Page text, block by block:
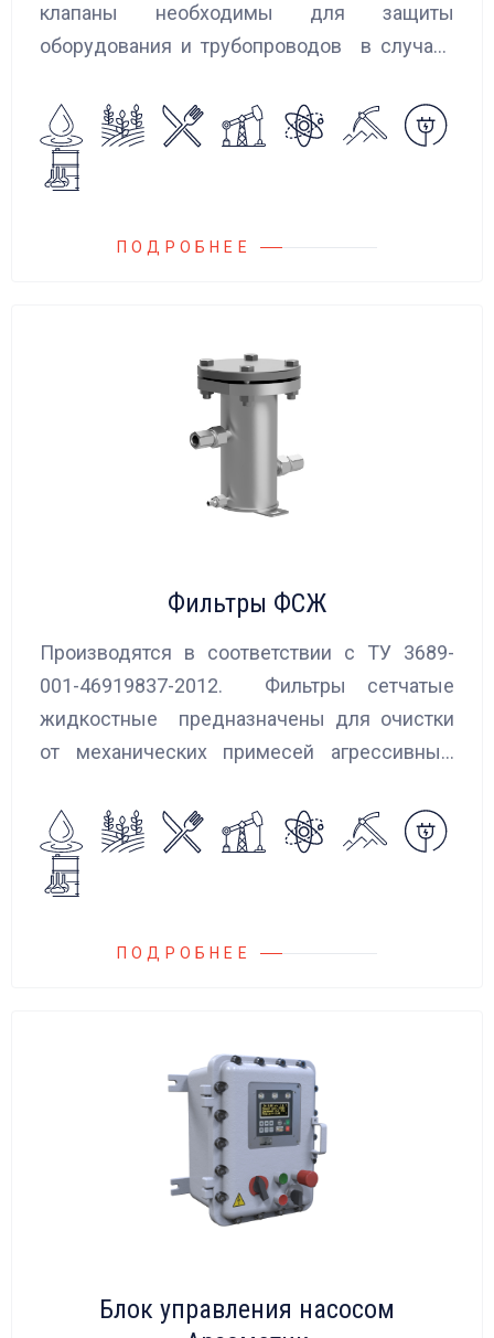
клапаны необходимы для защиты
оборудования и трубопроводов в случаях
сброса среды в систему низкого давления.
ПОДРОБНЕЕ
Фильтры ФСЖ
Производятся в соответствии с ТУ 3689-
001-46919837-2012. Фильтры сетчатые
жидкостные предназначены для очистки
от механических примесей агрессивных,
и суспензий. Фильтры устанавливаются
на всасывающих линиях дозировочных
насосных агрегатов и установок.
ПОДРОБНЕЕ
Блок управления насосом